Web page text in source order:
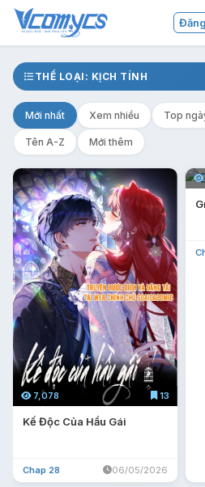
THỂ LOẠI: KỊCH TÍNH
Mới nhất Xem nhiều Top
Tên A-Z Mới thêm
7,078 13
Kế Độc Của Hầu Gái
Chap 28 06/05/2026